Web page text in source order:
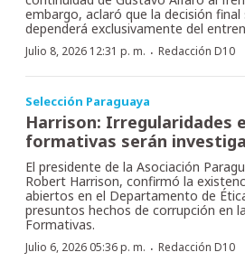
embargo, aclaró que la decisión
dependerá exclusivamente del
Julio 8, 2026 12:31 p. m. · Redacción D10
Selección Paraguaya
Harrison: Irregularidades
formativas serán
El presidente de la Asociación
Robert Harrison, confirmó la
abiertos en el Departamento de
presuntos hechos de corrupción en
Formativas.
Julio 6, 2026 05:36 p. m. · Redacción D10